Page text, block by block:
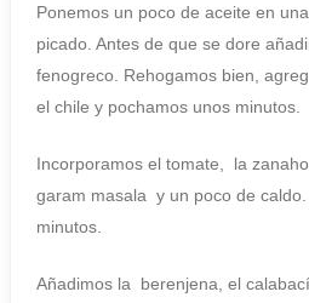
Ponemos un poco de aceite en
picado. Antes de que se dore
fenogreco. Rehogamos bien,
el chile y pochamos unos minutos.
Incorporamos el tomate, la
garam masala y un poco de
minutos.
Añadimos la berenjena, el